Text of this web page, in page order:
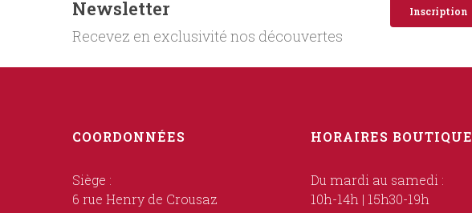
Newsletter
Recevez en exclusivité nos découvertes
Inscription
COORDONNÉES
Siège :
6 rue Henry de Crousaz
HORAIRES BOUTIQUE
Du mardi au samedi :
10h-14h | 15h30-19h